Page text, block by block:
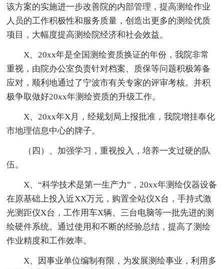
该方案的实施进一步改善院的内部管理，提高测绘作业
人员的工作积极性和服务质量，创造出更多的测绘优质
项目，大幅度提高测绘院经济和社会效益。
X、20xx年是全国测绘资质换证的年份，我院非常
重视，由院办公室负责针对档案、质保等问题积极筹备
应对，顺利地通过了宁波市有关专家的评审考核。并积
极争取做好20xx年测绘资质的升级工作。
X、20xx年X月，经规划局上报批准，我院增挂奉化
市地理信息中心的牌子。
（四）、加强学习，重视投入，培养一支过硬的队
伍。
X、“科学技术是第一生产力”，20xx年测绘仪器设备
在原基础上投入近XX万元，购置全站仪X台，手持式激
光测距仪X台，工作用车X辆、三台电脑等一批先进的测
绘硬件系统。通过使用和不断的经验总结，提高了测绘
作业精度和工作效率。
X、因事业单位编制有限，为发展测绘事业，利用多